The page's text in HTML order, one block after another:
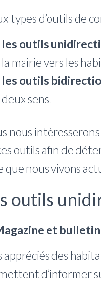
types d’outils de
les outils
la mairie vers les
les outils
deux sens.
nous
outils afin de
que nous vivons
outils
et
appréciés des
d’informer